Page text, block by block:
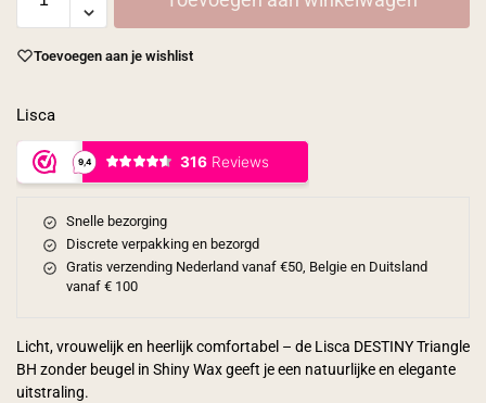
Toevoegen aan je wishlist
Lisca
Snelle bezorging
Discrete verpakking en bezorgd
Gratis verzending Nederland vanaf €50, Belgie en Duitsland
vanaf € 100
Licht, vrouwelijk en heerlijk comfortabel – de Lisca DESTINY Triangle
BH zonder beugel in Shiny Wax geeft je een natuurlijke en elegante
uitstraling.